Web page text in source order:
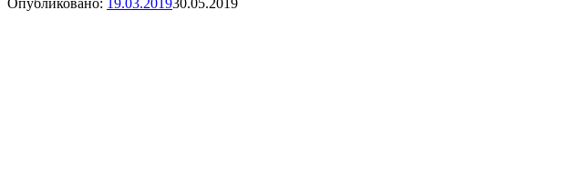
Опубликовано: 19.03.201930.05.2019